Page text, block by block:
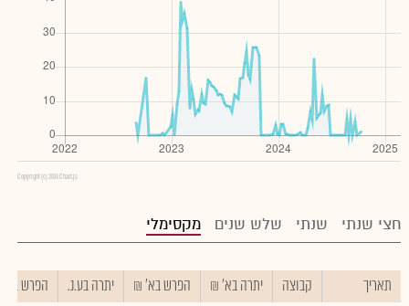
Copyright (c) 2016 Chart.js
חצי שנתי שנתי שלש שנים מקסימלי
תאריך קבוצה יתרה בא' ₪ הפרש בא' ₪ יתרה בע.נ. הפרש